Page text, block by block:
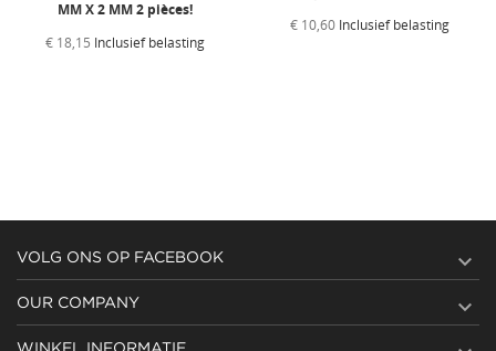
MM X 2 MM 2 pièces!
€ 18,15 Inclusief belasting
€ 10,60 Inclusief belasting
VOLG ONS OP FACEBOOK 
OUR COMPANY 